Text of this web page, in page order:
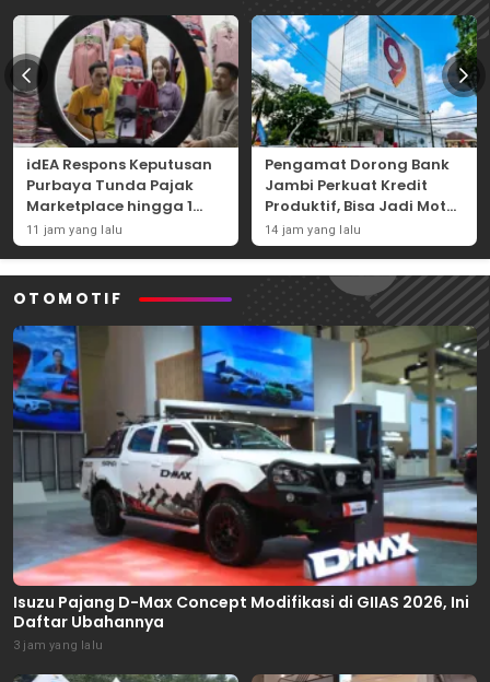
idEA Respons Keputusan
Purbaya Tunda Pajak
Marketplace hingga 1
November 2026
11 jam yang lalu
Pengamat Dorong Bank
Jambi Perkuat Kredit
Produktif, Bisa Jadi Motor
Ekonomi Daerah
14 jam yang lalu
OTOMOTIF
Isuzu Pajang D-Max Concept Modifikasi di GIIAS 2026, Ini
Daftar Ubahannya
3 jam yang lalu